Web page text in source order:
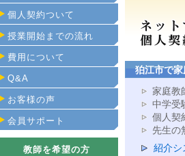
狛江市で
家庭教
中学受
個人契
先生の
紹介シ
個人契約ついて
授業開始までの流れ
費用について
Q&A
お客様の声
会員サポート
教師を希望の方